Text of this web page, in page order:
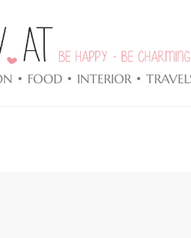
• FOOD • INTERIOR •